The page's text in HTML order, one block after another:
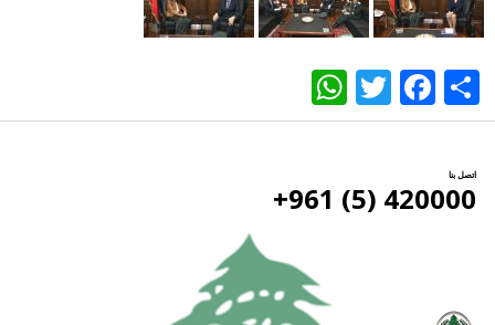
Share
Facebook
Twitter
اتصل بنا
420000 (5) 961+